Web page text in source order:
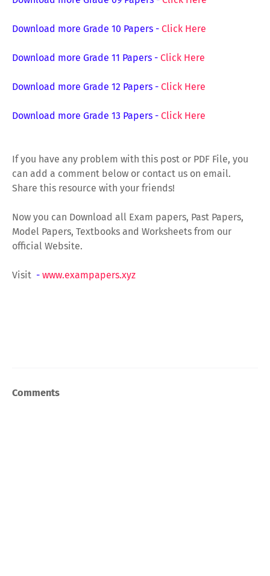
Download more Grade 10 Papers - Click Here
Download more Grade 11 Papers - Click Here
Download more Grade 12 Papers - Click Here
Download more Grade 13 Papers - Click Here
If you have any problem with this post or PDF File, you
can add a comment below or contact us on email.
Share this resource with your friends!
Now you can Download all Exam papers, Past Papers,
Model Papers, Textbooks and Worksheets from our
official Website.
Visit - www.exampapers.xyz
Comments